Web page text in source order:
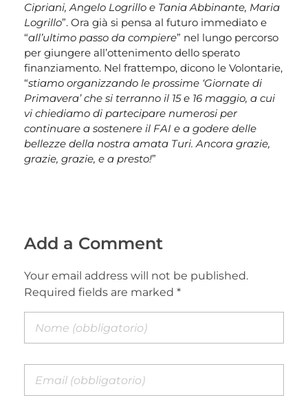
Cipriani, Angelo Logrillo e Tania Abbinante, Maria
Logrillo”. Ora già si pensa al futuro immediato e
“all’ultimo passo da compiere” nel lungo percorso
per giungere all’ottenimento dello sperato
finanziamento. Nel frattempo, dicono le Volontarie,
“stiamo organizzando le prossime ‘Giornate di
Primavera’ che si terranno il 15 e 16 maggio, a cui
vi chiediamo di partecipare numerosi per
continuare a sostenere il FAI e a godere delle
bellezze della nostra amata Turi. Ancora grazie,
grazie, grazie, e a presto!”
Add a Comment
Your email address will not be published.
Required fields are marked *